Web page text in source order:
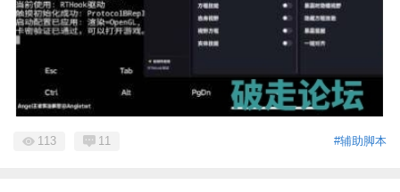
#辅助脚本
113 11